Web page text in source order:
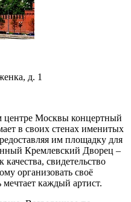
д. 1
Москвы концертный
в своих стенах именитых
им площадку для
Кремлевский Дворец –
качества, свидетельство
организовать своё
каждый артист.